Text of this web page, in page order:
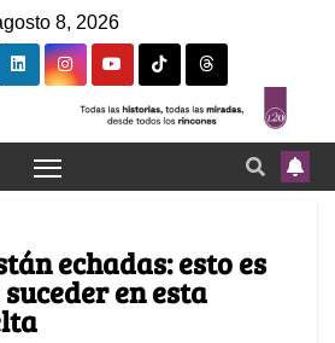
8, 2026
echadas: esto es
en esta